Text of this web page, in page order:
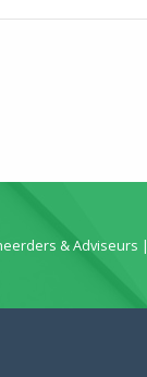
& Adviseurs |